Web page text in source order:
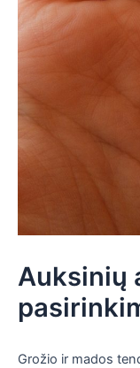
Auksinių
Grožio ir mados